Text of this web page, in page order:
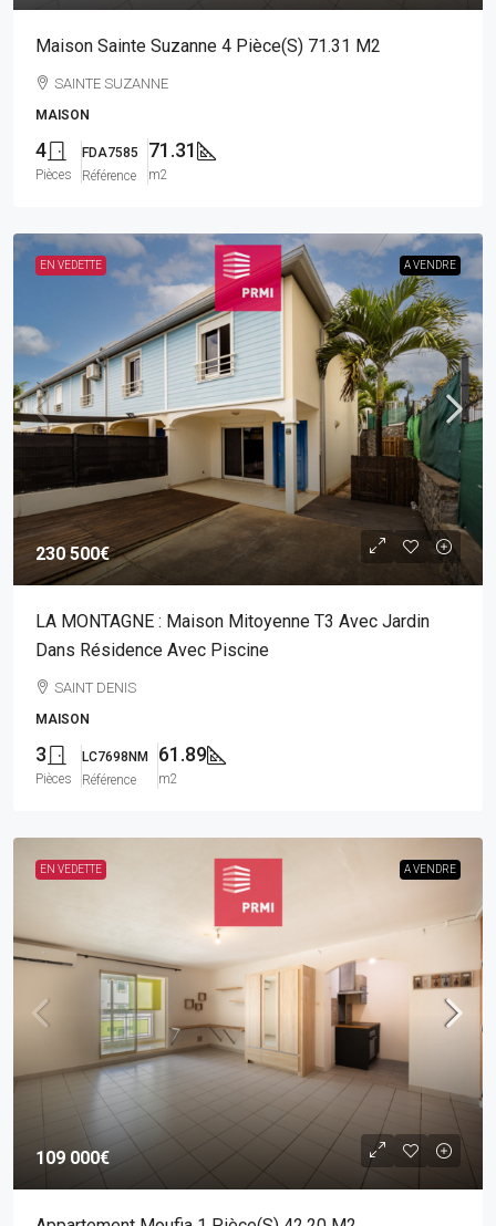
Maison Sainte Suzanne 4 Pièce(s) 71.31 M2
SAINTE SUZANNE
MAISON
4
Pièces
FDA7585
Référence
71.31
m2
EN VEDETTE A VENDRE
230 500€
LA MONTAGNE : Maison Mitoyenne T3 Avec Jardin
Dans Résidence Avec Piscine
SAINT DENIS
MAISON
3
Pièces
LC7698NM
Référence
61.89
m2
EN VEDETTE A VENDRE
109 000€